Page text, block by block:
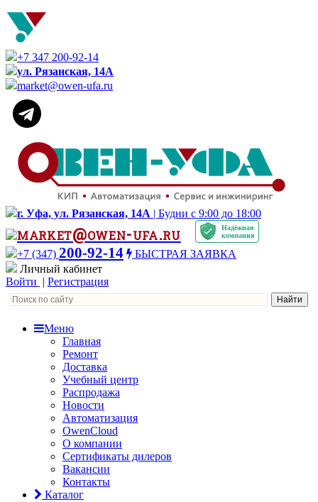
+7 347 200-92-14
ул. Рязанская, 14А
market@owen-ufa.ru
г. Уфа, ул. Рязанская, 14А | Будни с 9:00 до 18:00
market@owen-ufa.ru
Надёжная
компания
+7 (347) 200-92-14
БЫСТРАЯ ЗАЯВКА
Личный кабинет
Войти | Регистрация
Меню
Главная
Ремонт
Доставка
Учебный центр
Распродажа
Новости
Автоматизация
OwenCloud
О компании
Сертификаты дилеров
Вакансии
Контакты
Каталог